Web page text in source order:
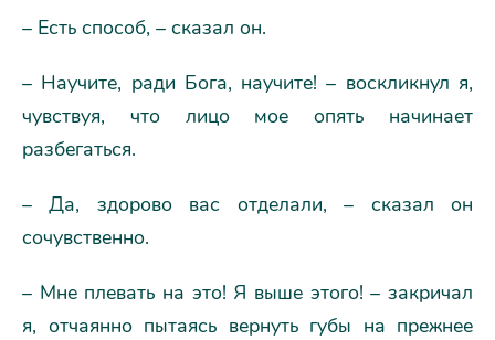
– Есть способ, – сказал он.
– Научите, ради Бога, научите! – воскликнул я,
чувствуя, что лицо мое опять начинает
разбегаться.
– Да, здорово вас отделали, – сказал он
сочувственно.
– Мне плевать на это! Я выше этого! – закричал
я, отчаянно пытаясь вернуть губы на прежнее